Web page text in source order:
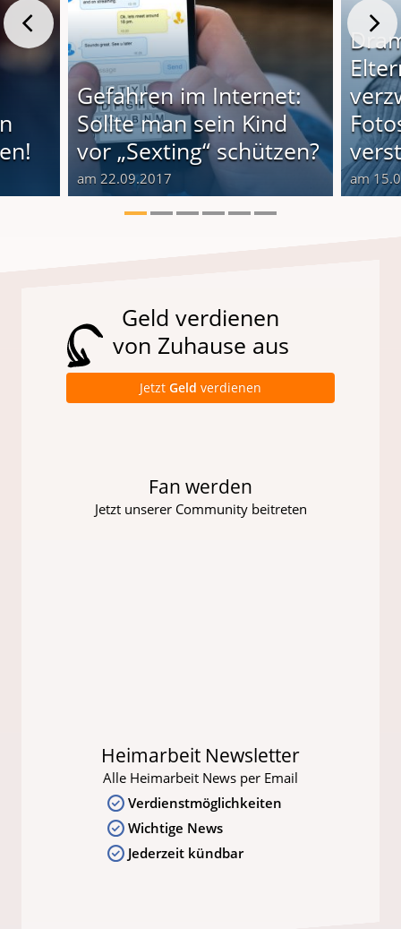
Gefahren im Internet:
Sollte man sein Kind
vor „Sexting“ schützen?
am 22.09.2017 am
Geld verdienen
von Zuhause aus
Jetzt Geld verdienen
Fan werden
Jetzt unserer Community beitreten
Heimarbeit Newsletter
Alle Heimarbeit News per Email
Verdienstmöglichkeiten
Wichtige News
Jederzeit kündbar